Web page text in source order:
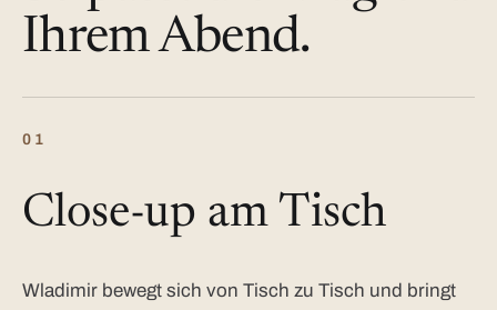
Ihrem Abend.
01
Close-up am Tisch
Wladimir bewegt sich von Tisch zu Tisch und bringt